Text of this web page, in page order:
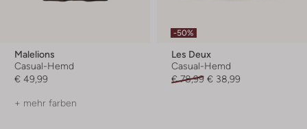
Malelions
Casual-Hemd
€ 49,99
+ mehr farben
-50%
Les Deux
Casual-Hemd
€ 78,99 € 38,99